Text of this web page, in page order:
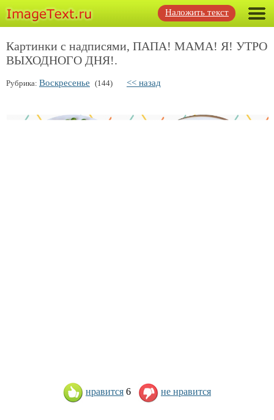
Наложить текст
Картинки с надписями, ПАПА! МАМА! Я! УТРО
ВЫХОДНОГО ДНЯ!.
Рубрика: Воскресенье (144) << назад
нравится 6 не нравится